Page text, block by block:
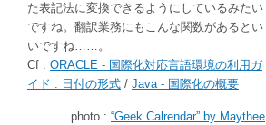
た表記法に変換できるようにしているみたい
ですね。翻訳業務にもこんな関数があるとい
いですね……。
Cf : ORACLE - 国際化対応言語環境の利用ガ
イド : 日付の形式 / Java - 国際化の概要
photo : “Geek Calrendar” by Maythee